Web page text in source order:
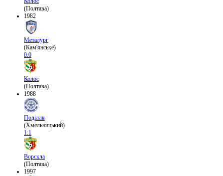
(Полтава)
1982
Металург
(Кам'янське)
0:0
Колос
(Полтава)
1988
Поділля
(Хмельницький)
1:1
Ворскла
(Полтава)
1997